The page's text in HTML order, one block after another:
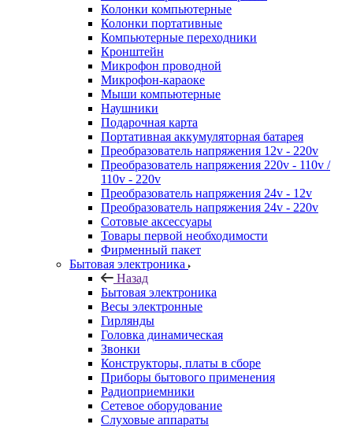
Колонки компьютерные
Колонки портативные
Компьютерные переходники
Кронштейн
Микрофон проводной
Микрофон-караоке
Мыши компьютерные
Наушники
Подарочная карта
Портативная аккумуляторная батарея
Преобразователь напряжения 12v - 220v
Преобразователь напряжения 220v - 110v /
110v - 220v
Преобразователь напряжения 24v - 12v
Преобразователь напряжения 24v - 220v
Сотовые аксессуары
Товары первой необходимости
Фирменный пакет
Бытовая электроника
Назад
Бытовая электроника
Весы электронные
Гирлянды
Головка динамическая
Звонки
Конструкторы, платы в сборе
Приборы бытового применения
Радиоприемники
Сетевое оборудование
Слуховые аппараты